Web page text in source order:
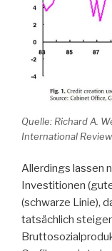
Quelle: Richard A.
International
Allerdings lassen
Investitionen
(schwarze Linie),
tatsächlich